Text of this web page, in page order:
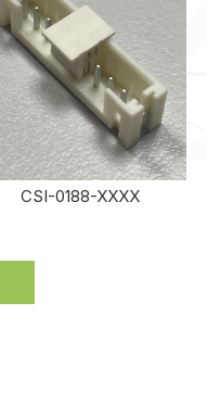
CSI-0188-XXXX